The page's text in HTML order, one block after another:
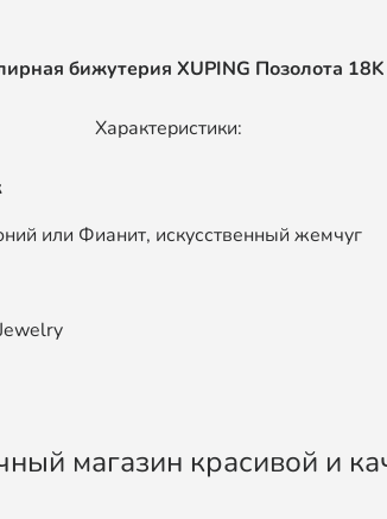
бижутерия XUPING Позолота 18K
Характеристики:
или Фианит, искусственный жемчуг
магазин красивой и